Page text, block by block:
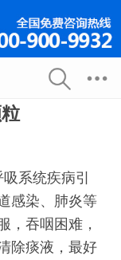
系统疾病引
感染、肺炎等
，吞咽困难，
除痰液，最好